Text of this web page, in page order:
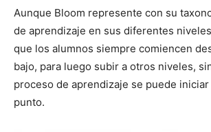
Aunque Bloom represente con su
de aprendizaje en sus diferentes
que los alumnos siempre comiencen
bajo, para luego subir a otros niveles,
proceso de aprendizaje se puede
punto.